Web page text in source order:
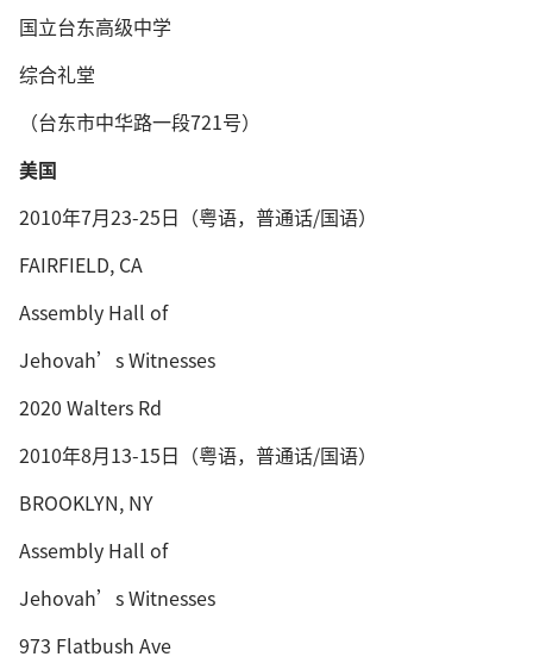
国立台东高级中学
综合礼堂
（台东市中华路一段721号）
美国
2010年7月23-25日（粤语，普通话/国语）
FAIRFIELD, CA
Assembly Hall of
Jehovah’s Witnesses
2020 Walters Rd
2010年8月13-15日（粤语，普通话/国语）
BROOKLYN, NY
Assembly Hall of
Jehovah’s Witnesses
973 Flatbush Ave